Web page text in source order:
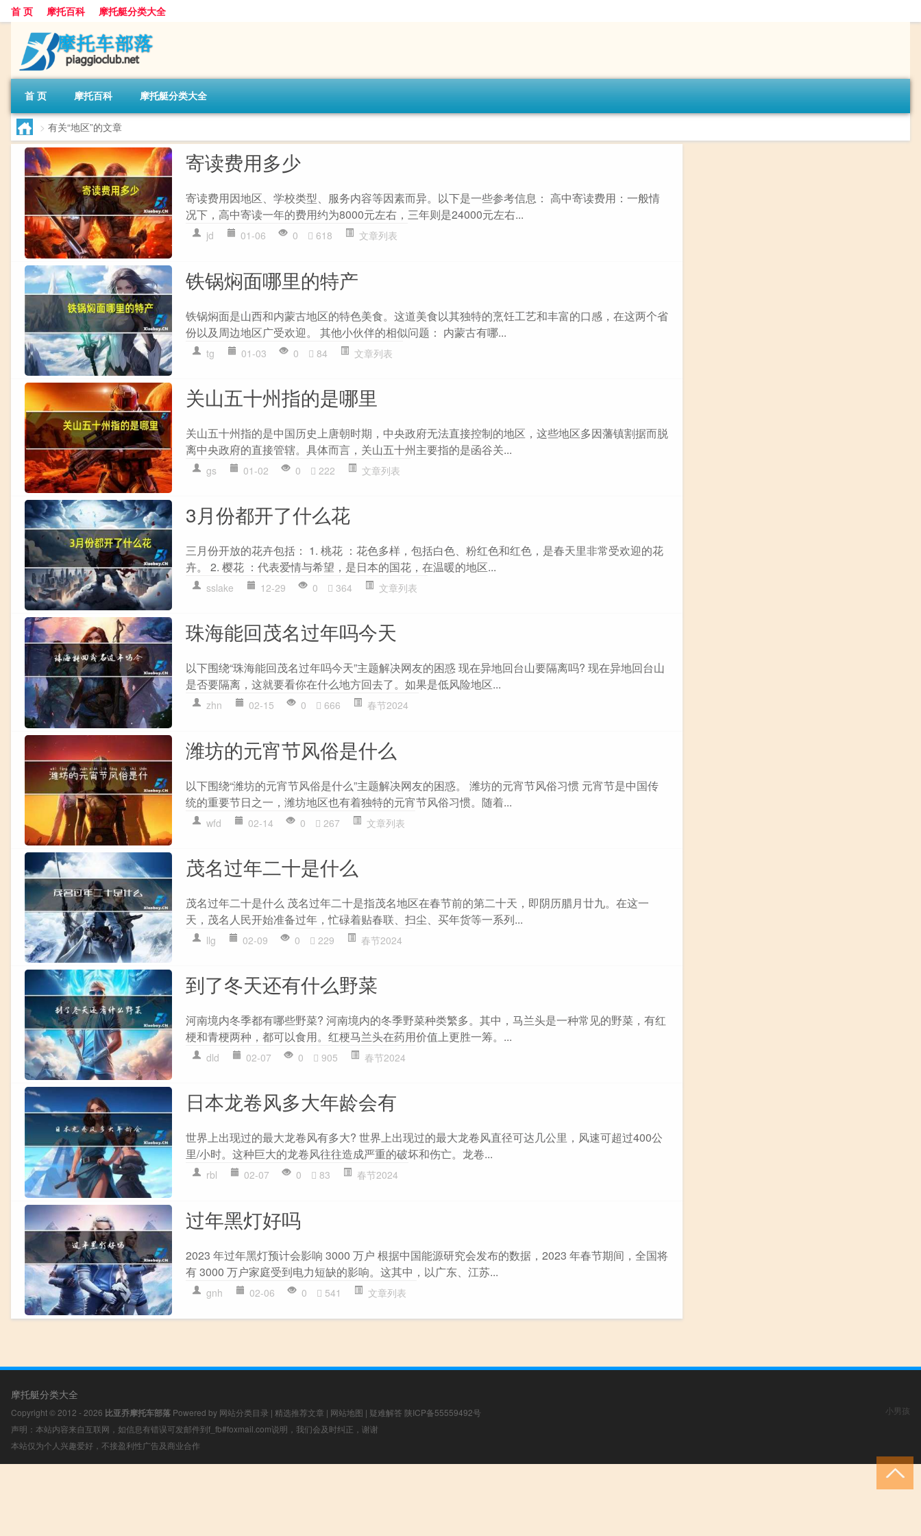
首 页 摩托百科 摩托艇分类大全
首 页 摩托百科 摩托艇分类大全
> 有关“地区”的文章
寄读费用多少
寄读费用因地区、学校类型、服务内容等因素而异。以下是一些参考信息： 高中寄读费用：一般情
况下，高中寄读一年的费用约为8000元左右，三年则是24000元左右...
jd 01-06 0 618 文章列表
铁锅焖面哪里的特产
铁锅焖面是山西和内蒙古地区的特色美食。这道美食以其独特的烹饪工艺和丰富的口感，在这两个省
份以及周边地区广受欢迎。 其他小伙伴的相似问题： 内蒙古有哪...
tg 01-03 0 84 文章列表
关山五十州指的是哪里
关山五十州指的是中国历史上唐朝时期，中央政府无法直接控制的地区，这些地区多因藩镇割据而脱
离中央政府的直接管辖。具体而言，关山五十州主要指的是函谷关...
gs 01-02 0 222 文章列表
3月份都开了什么花
三月份开放的花卉包括： 1. 桃花 ：花色多样，包括白色、粉红色和红色，是春天里非常受欢迎的花
卉。 2. 樱花 ：代表爱情与希望，是日本的国花，在温暖的地区...
sslake 12-29 0 364 文章列表
珠海能回茂名过年吗今天
以下围绕“珠海能回茂名过年吗今天”主题解决网友的困惑 现在异地回台山要隔离吗? 现在异地回台山
是否要隔离，这就要看你在什么地方回去了。如果是低风险地区...
zhn 02-15 0 666 春节2024
潍坊的元宵节风俗是什么
以下围绕“潍坊的元宵节风俗是什么”主题解决网友的困惑。 潍坊的元宵节风俗习惯 元宵节是中国传
统的重要节日之一，潍坊地区也有着独特的元宵节风俗习惯。随着...
wfd 02-14 0 267 文章列表
茂名过年二十是什么
茂名过年二十是什么 茂名过年二十是指茂名地区在春节前的第二十天，即阴历腊月廿九。在这一
天，茂名人民开始准备过年，忙碌着贴春联、扫尘、买年货等一系列...
llg 02-09 0 229 春节2024
到了冬天还有什么野菜
河南境内冬季都有哪些野菜? 河南境内的冬季野菜种类繁多。其中，马兰头是一种常见的野菜，有红
梗和青梗两种，都可以食用。红梗马兰头在药用价值上更胜一筹。...
dld 02-07 0 905 春节2024
日本龙卷风多大年龄会有
世界上出现过的最大龙卷风有多大? 世界上出现过的最大龙卷风直径可达几公里，风速可超过400公
里/小时。这种巨大的龙卷风往往造成严重的破坏和伤亡。龙卷...
rbl 02-07 0 83 春节2024
过年黑灯好吗
2023 年过年黑灯预计会影响 3000 万户 根据中国能源研究会发布的数据，2023 年春节期间，全国将
有 3000 万户家庭受到电力短缺的影响。这其中，以广东、江苏...
gnh 02-06 0 541 文章列表
摩托艇分类大全
Copyright © 2012 - 2026 比亚乔摩托车部落 Powered by 网站分类目录 | 精选推荐文章 | 网站地图 | 疑难解答 陕ICP备55559492号
声明：本站内容来自互联网，如信息有错误可发邮件到f_fb#foxmail.com说明，我们会及时纠正，谢谢
本站仅为个人兴趣爱好，不接盈利性广告及商业合作
小男孩